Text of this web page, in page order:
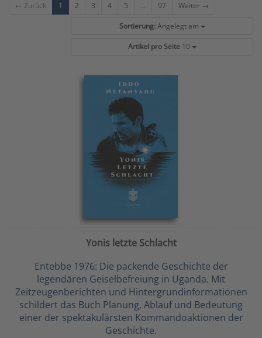
← Zurück 1 2 3 4 5 ... 97 Weiter →
Sortierung: Angelegt am
Artikel pro Seite 10
Yonis letzte Schlacht
Entebbe 1976: Die packende Geschichte der
legendären Geiselbefreiung in Uganda. Mit
Zeitzeugenberichten und Hintergrundinformationen
schildert das Buch Planung, Ablauf und Bedeutung
einer der spektakulärsten Kommandoaktionen der
Geschichte.